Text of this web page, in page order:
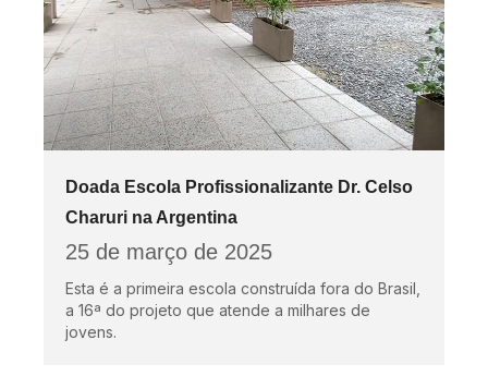
Doada Escola Profissionalizante Dr. Celso
Charuri na Argentina
25 de março de 2025
Esta é a primeira escola construída fora do Brasil,
a 16ª do projeto que atende a milhares de
jovens.